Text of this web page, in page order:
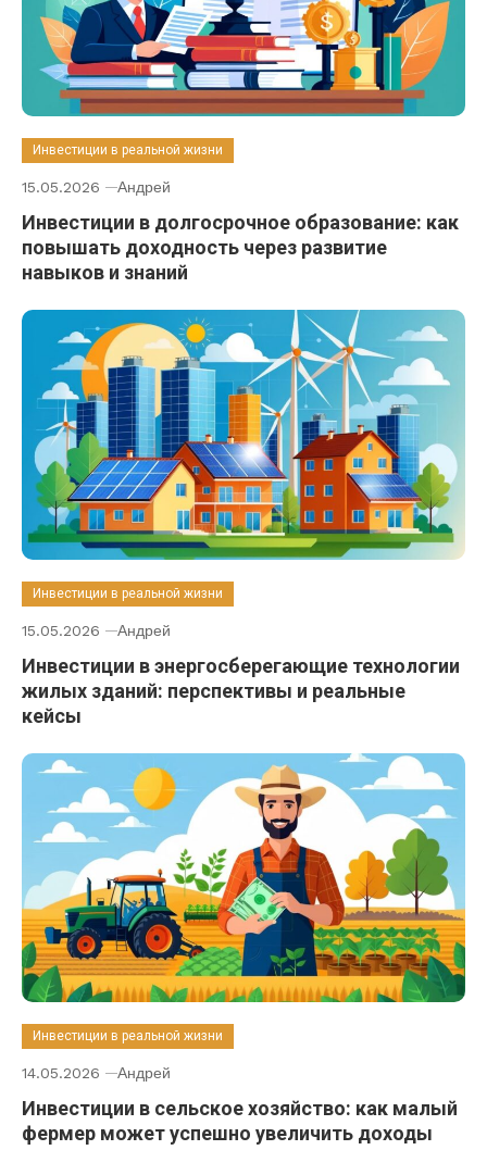
Инвестиции в реальной жизни
15.05.2026 Андрей
Инвестиции в долгосрочное образование: как
повышать доходность через развитие
навыков и знаний
Инвестиции в реальной жизни
15.05.2026 Андрей
Инвестиции в энергосберегающие технологии
жилых зданий: перспективы и реальные
кейсы
Инвестиции в реальной жизни
14.05.2026 Андрей
Инвестиции в сельское хозяйство: как малый
фермер может успешно увеличить доходы